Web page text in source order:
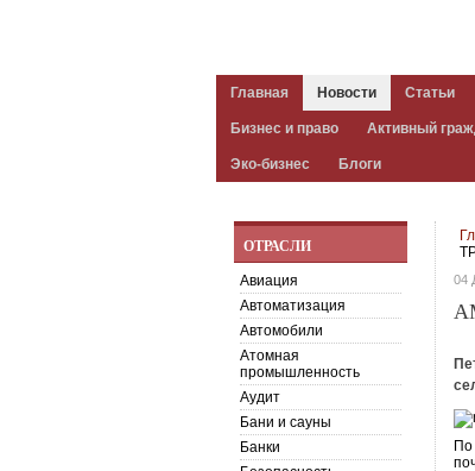
Главная Новости Статьи
Бизнес и право Активный
Эко-бизнес Блоги
04
По
ОТРАСЛИ
Авиация
Автоматизация
Автомобили
Атомная
промышленность
Аудит
Бани и сауны
Банки